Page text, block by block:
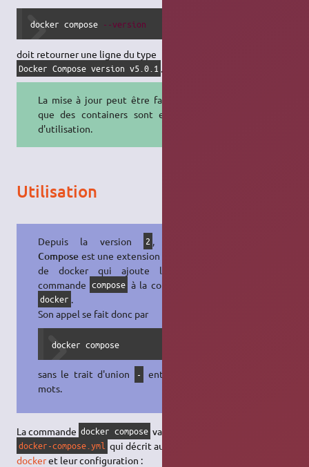
docker compose --version
doit retourner une ligne du type
Docker Compose version v5.0.1
La mise à jour peut être faite alors
que des containers sont en cours
d'utilisation.
Utilisation
Depuis la version 2 ,
Composeest une extension (
de docker qui ajoute la sous-
commande compose à la commande
docker .
Son appel se fait donc par
docker compose
sans le trait d'union -
entre les 2
mots.
La commande docker compose va chercher un fichier
docker-compose.yml qui décrit au format
dockeret leur configuration :